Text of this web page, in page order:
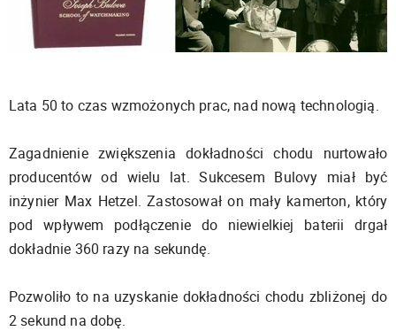
Lata 50 to czas wzmożonych prac, nad nową technologią.
Zagadnienie zwiększenia dokładności chodu nurtowało
producentów od wielu lat. Sukcesem Bulovy miał być
inżynier Max Hetzel. Zastosował on mały kamerton, który
pod wpływem podłączenie do niewielkiej baterii drgał
dokładnie 360 razy na sekundę.
Pozwoliło to na uzyskanie dokładności chodu zbliżonej do
2 sekund na dobę.